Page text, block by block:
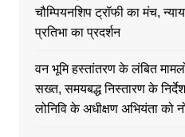
चौम्पियनशिप ट्रॉफी का मंच,
प्रतिभा का प्रदर्शन
वन भूमि हस्तांतरण के लंबित
सख्त, समयबद्ध निस्तारण के
लोनिवि के अधीक्षण अभियंता